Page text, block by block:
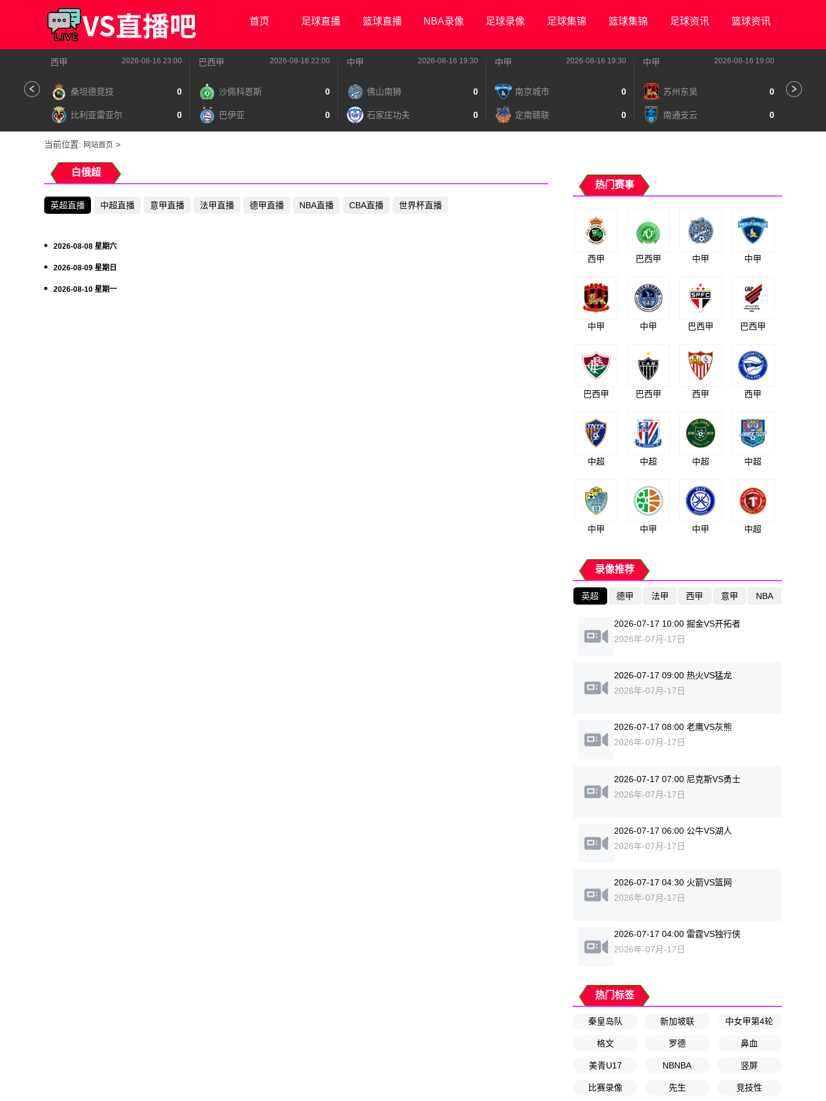
首页 足球直播 篮球直播 NBA录像 足球录像 足球集锦 篮球集锦 足球资讯 篮球资讯
西甲 2026-08-16 23:00
桑坦德竞技 0
比利亚雷亚尔 0
巴西甲 2026-08-16 22:00
沙佩科恩斯 0
巴伊亚 0
中甲 2026-08-16 19:30
佛山南狮 0
石家庄功夫 0
中甲 2026-08-16 19:30
南京城市 0
定南赣联 0
中甲 2026-08-16 19:00
苏州东吴 0
南通支云 0
当前位置: 网站首页 >
白俄超
英超直播 中超直播 意甲直播 法甲直播 德甲直播 NBA直播 CBA直播 世界杯直播
2026-08-08 星期六
2026-08-09 星期日
2026-08-10 星期一
热门赛事
西甲 巴西甲 中甲 中甲
中甲 中甲 巴西甲 巴西甲
巴西甲 巴西甲 西甲 西甲
中超 中超 中超 中超
中甲 中甲 中甲 中超
录像推荐
英超 德甲 法甲 西甲 意甲 NBA
2026-07-17 10:00 掘金VS开拓者
2026年-07月-17日
2026-07-17 09:00 热火VS猛龙
2026年-07月-17日
2026-07-17 08:00 老鹰VS灰熊
2026年-07月-17日
2026-07-17 07:00 尼克斯VS勇士
2026年-07月-17日
2026-07-17 06:00 公牛VS湖人
2026年-07月-17日
2026-07-17 04:30 火箭VS篮网
2026年-07月-17日
2026-07-17 04:00 雷霆VS独行侠
2026年-07月-17日
热门标签
秦皇岛队 新加坡联 中女甲第4轮
格文 罗德 鼻血
美青U17 NBNBA 竖屏
比赛录像 先生 竞技性